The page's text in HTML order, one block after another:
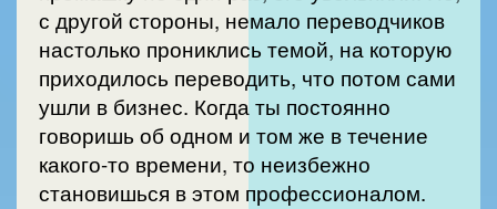
с другой стороны, немало переводчиков
настолько прониклись темой, на которую
приходилось переводить, что потом сами
ушли в бизнес. Когда ты постоянно
говоришь об одном и том же в течение
какого-то времени, то неизбежно
становишься в этом профессионалом.